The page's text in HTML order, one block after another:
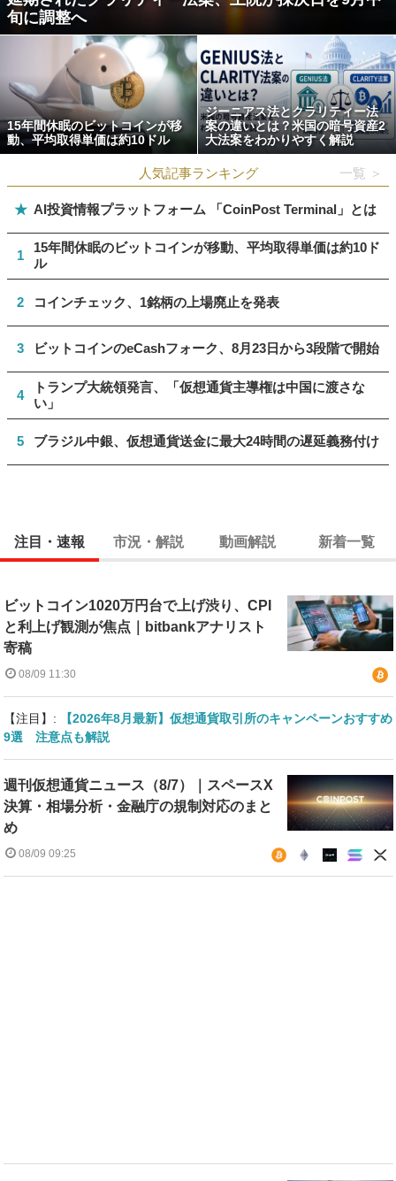
旬に調整へ
15年間休眠のビットコインが移
動、平均取得単価は約10ドル
ジーニアス法とクラリティー法
案の違いとは？米国の暗号資産2
大法案をわかりやすく解説
人気記事ランキング 一覧 ＞
★ AI投資情報プラットフォーム 「CoinPost Terminal」とは
1
15年間休眠のビットコインが移動、平均取得単価は約10ド
ル
2 コインチェック、1銘柄の上場廃止を発表
3 ビットコインのeCashフォーク、8月23日から3段階で開始
4
トランプ大統領発言、「仮想通貨主導権は中国に渡さな
い」
5 ブラジル中銀、仮想通貨送金に最大24時間の遅延義務付け
注目・速報 市況・解説 動画解説 新着一覧
ビットコイン1020万円台で上げ渋り、CPI
と利上げ観測が焦点｜bitbankアナリスト
寄稿
08/09 11:30
【注目】:
【2026年8月最新】仮想通貨取引所のキャンペーンおすすめ
9選 注意点も解説
週刊仮想通貨ニュース（8/7）｜スペースX
決算・相場分析・金融庁の規制対応のまと
め
08/09 09:25